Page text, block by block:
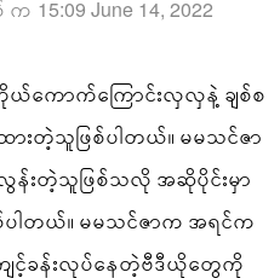
15:09 June 14, 2022
ယ်ကောက်ကြောင်းလှလှနဲ့ ချစ်စ
းတဲ့သူဖြစ်ပါတယ်။ မမသင်ဇာ
လွန်းတဲ့သူဖြစ်သလို အဆိုပိုင်းမှာ
ပါတယ်။ မမသင်ဇာက အရင်က
ခန်းလုပ်နေတဲ့ဗီဒီယိုတွေကို